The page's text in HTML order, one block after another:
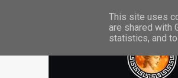
This site uses
are shared with
statistics, and